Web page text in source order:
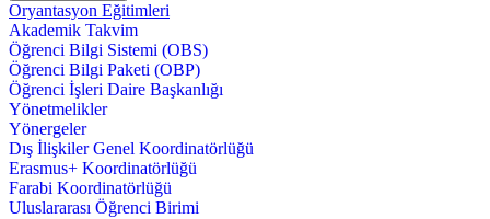
Oryantasyon Eğitimleri
Akademik Takvim
Öğrenci Bilgi Sistemi (OBS)
Öğrenci Bilgi Paketi (OBP)
Öğrenci İşleri Daire Başkanlığı
Yönetmelikler
Yönergeler
Dış İlişkiler Genel Koordinatörlüğü
Erasmus+ Koordinatörlüğü
Farabi Koordinatörlüğü
Uluslararası Öğrenci Birimi